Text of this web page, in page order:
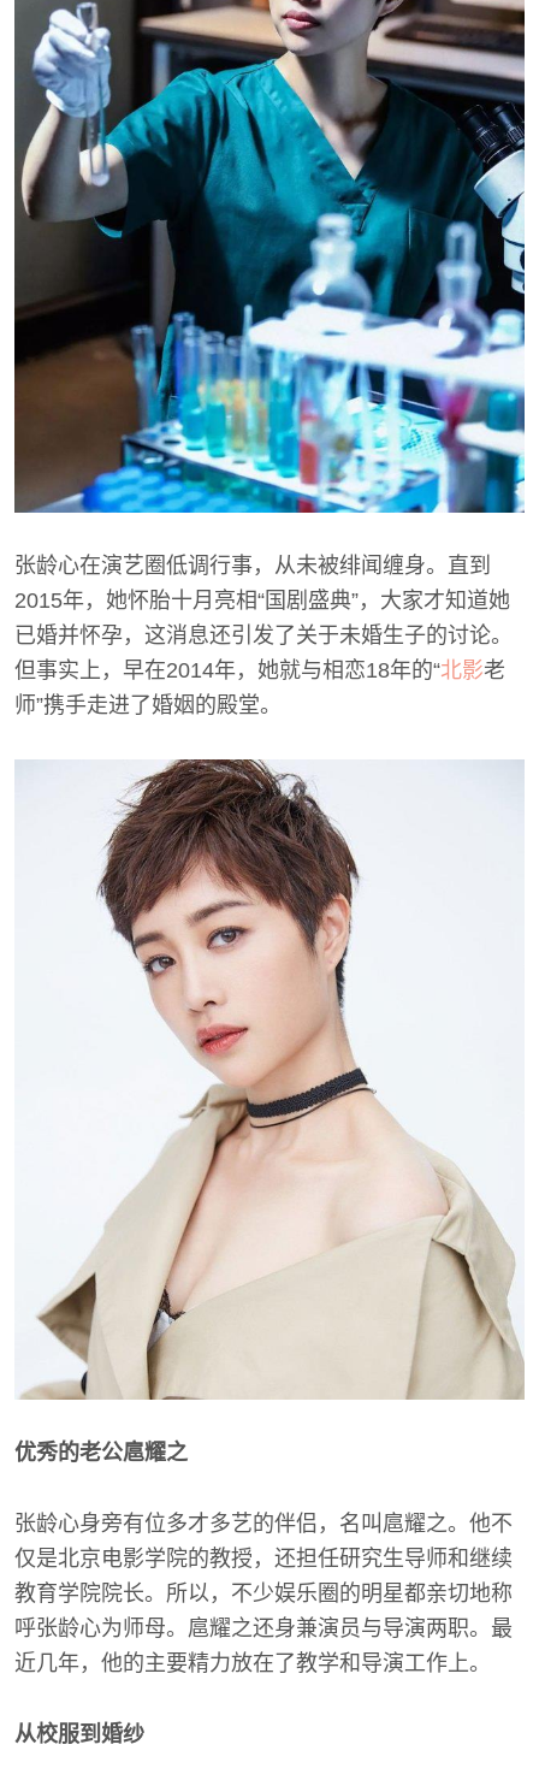
张龄心在演艺圈低调行事，从未被绯闻缠身。直到
2015年，她怀胎十月亮相“国剧盛典”，大家才知道她
已婚并怀孕，这消息还引发了关于未婚生子的讨论。
但事实上，早在2014年，她就与相恋18年的“北影老
师”携手走进了婚姻的殿堂。
优秀的老公扈耀之
张龄心身旁有位多才多艺的伴侣，名叫扈耀之。他不
仅是北京电影学院的教授，还担任研究生导师和继续
教育学院院长。所以，不少娱乐圈的明星都亲切地称
呼张龄心为师母。扈耀之还身兼演员与导演两职。最
近几年，他的主要精力放在了教学和导演工作上。
从校服到婚纱